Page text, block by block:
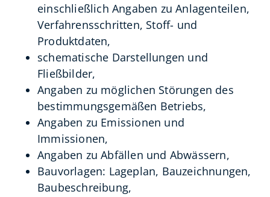
einschließlich Angaben zu Anlagenteilen,
Verfahrensschritten, Stoff- und
Produktdaten,
schematische Darstellungen und
Fließbilder,
Angaben zu möglichen Störungen des
bestimmungsgemäßen Betriebs,
Angaben zu Emissionen und
Immissionen,
Angaben zu Abfällen und Abwässern,
Bauvorlagen: Lageplan, Bauzeichnungen,
Baubeschreibung,